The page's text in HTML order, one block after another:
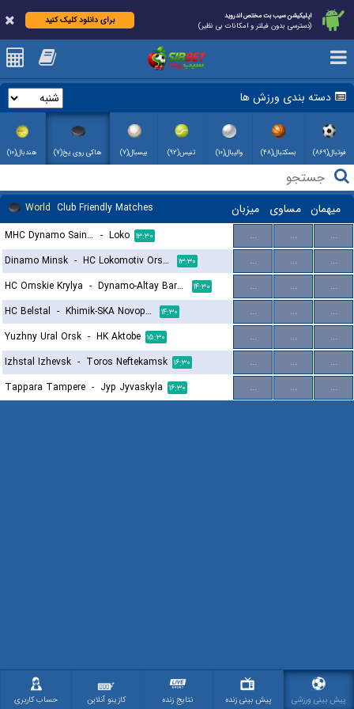
اپلیکیشن سیب بت مختص اندروید
(دسترسی بدون فیلتر و امکانات بی نظیر)
برای دانلود کلیک کنید
دسته بندی ورزش ها
فوتبال(۸۶۹) بسکتبال(۴۸) والیبال(۱۰) تنیس(۹۲) بیسبال(۷) هاکی روی یخ(۷) هندبال(۱۰)
World Club Friendly Matches میزبان مساوی میهمان
MHC Dynamo Saint Petersburg - Loko ۱۳:۳۰ ... ...
...
Dinamo Minsk - HC Lokomotiv Orsha ۱۳:۳۰ ... ...
...
HC Omskie Krylya - Dynamo-Altay Barnaul ۱۴:۳۰ ... ...
...
HC Belstal - Khimik-SKA Novopolotsk ۱۴:۳۰ ... ...
...
Yuzhny Ural Orsk - HK Aktobe ۱۵:۳۰ ... ...
...
Izhstal Izhevsk - Toros Neftekamsk ۱۶:۳۰ ... ...
...
Tappara Tampere - Jyp Jyvaskyla ۱۶:۳۰ ... ... ...
پیش بینی ورزشی پیش بینی زنده نتایج زنده کازینو آنلاین حساب کاربری